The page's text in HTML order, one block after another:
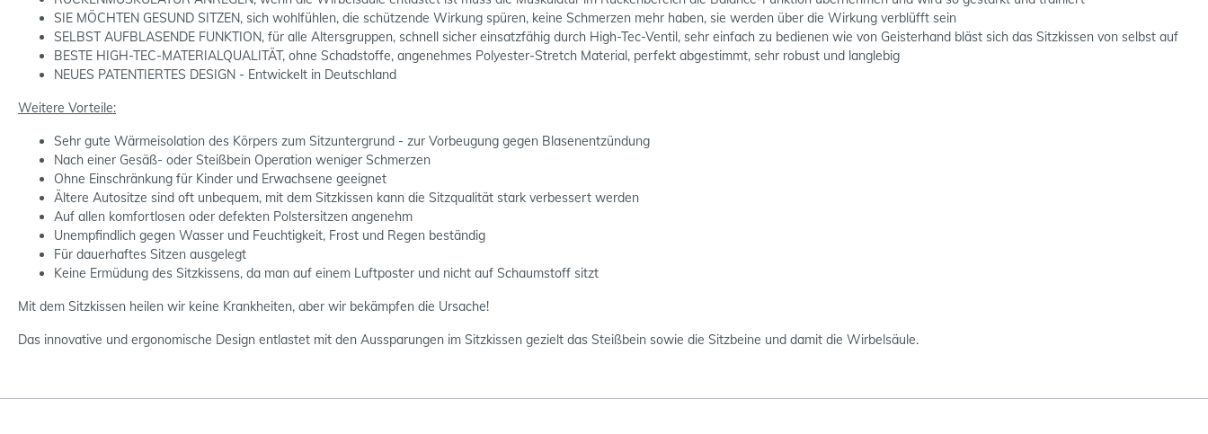
SIE MÖCHTEN GESUND SITZEN, sich wohlfühlen, die schützende Wirkung spüren, keine Schmerzen mehr haben, sie werden über die Wirkung verblüfft sein
SELBST AUFBLASENDE FUNKTION, für alle Altersgruppen, schnell sicher einsatzfähig durch High-Tec-Ventil, sehr einfach zu bedienen wie von Geisterhand bläst sich das Sitzkissen von selbst auf
BESTE HIGH-TEC-MATERIALQUALITÄT, ohne Schadstoffe, angenehmes Polyester-Stretch Material, perfekt abgestimmt, sehr robust und langlebig
NEUES PATENTIERTES DESIGN - Entwickelt in Deutschland
Weitere Vorteile:
Sehr gute Wärmeisolation des Körpers zum Sitzuntergrund - zur Vorbeugung gegen Blasenentzündung
Nach einer Gesäß- oder Steißbein Operation weniger Schmerzen
Ohne Einschränkung für Kinder und Erwachsene geeignet
Ältere Autositze sind oft unbequem, mit dem Sitzkissen kann die Sitzqualität stark verbessert werden
Auf allen komfortlosen oder defekten Polstersitzen angenehm
Unempfindlich gegen Wasser und Feuchtigkeit, Frost und Regen beständig
Für dauerhaftes Sitzen ausgelegt
Keine Ermüdung des Sitzkissens, da man auf einem Luftposter und nicht auf Schaumstoff sitzt
Mit dem Sitzkissen heilen wir keine Krankheiten, aber wir bekämpfen die Ursache!
Das innovative und ergonomische Design entlastet mit den Aussparungen im Sitzkissen gezielt das Steißbein sowie die Sitzbeine und damit die Wirbelsäule.